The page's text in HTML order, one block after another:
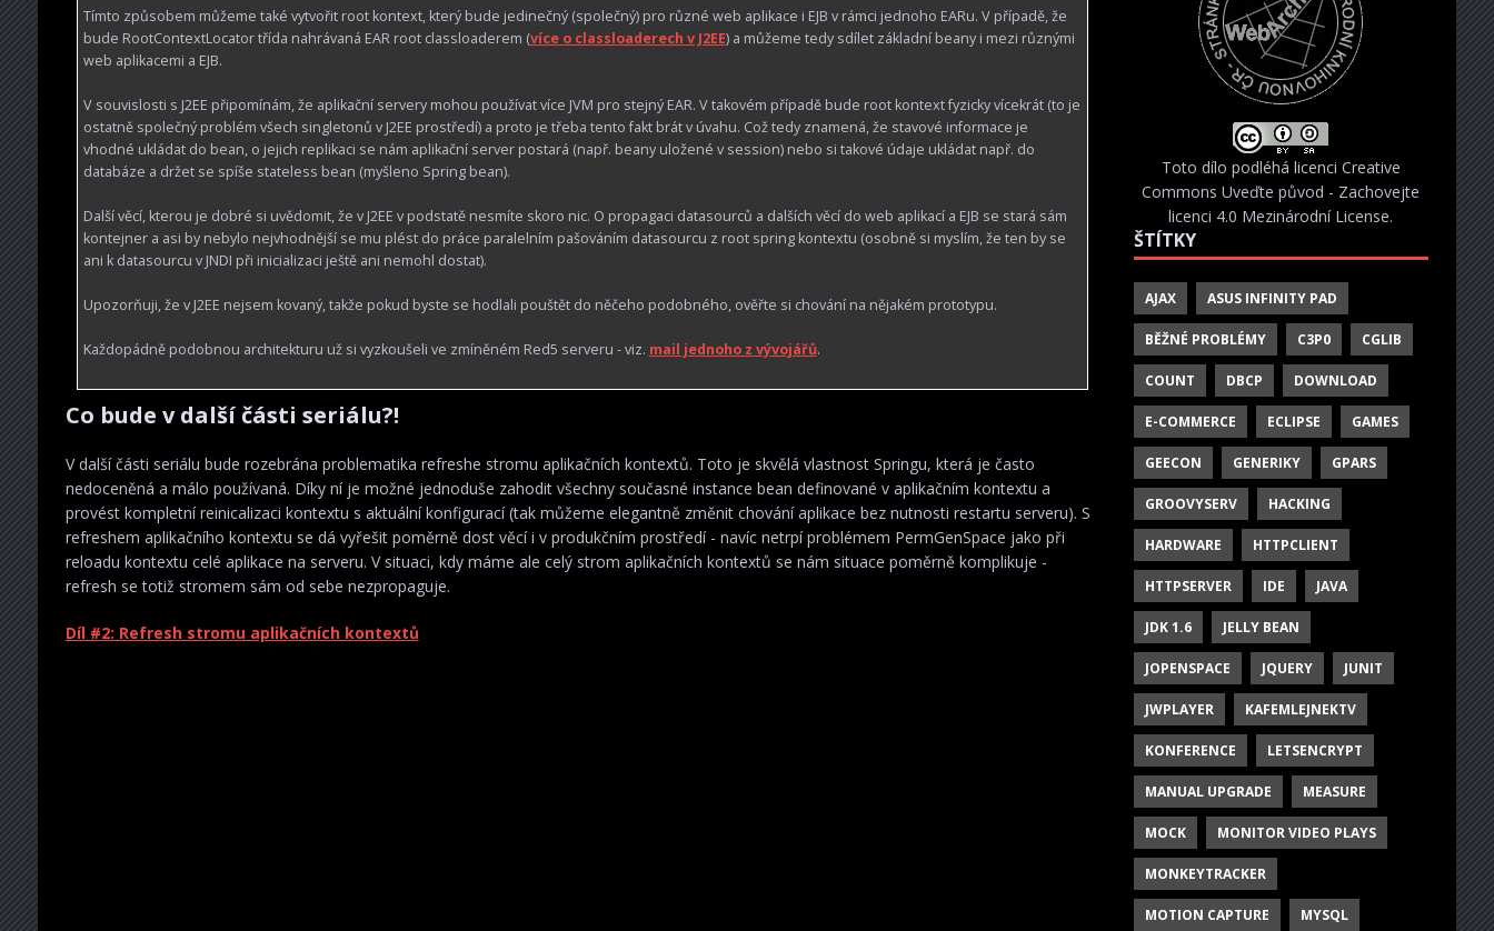
Tímto způsobem můžeme také vytvořit root kontext, který bude jedinečný (společný) pro různé web aplikace i EJB v rámci jednoho EARu. V případě, že
bude RootContextLocator třída nahrávaná EAR root classloaderem (více o classloaderech v J2EE) a můžeme tedy sdílet základní beany i mezi různými
web aplikacemi a EJB.
V souvislosti s J2EE připomínám, že aplikační servery mohou používat více JVM pro stejný EAR. V takovém případě bude root kontext fyzicky vícekrát (to je
ostatně společný problém všech singletonů v J2EE prostředí) a proto je třeba tento fakt brát v úvahu. Což tedy znamená, že stavové informace je
vhodné ukládat do bean, o jejich replikaci se nám aplikační server postará (např. beany uložené v session) nebo si takové údaje ukládat např. do
databáze a držet se spíše stateless bean (myšleno Spring bean).
Další věcí, kterou je dobré si uvědomit, že v J2EE v podstatě nesmíte skoro nic. O propagaci datasourců a dalších věcí do web aplikací a EJB se stará sám
kontejner a asi by nebylo nejvhodnější se mu plést do práce paralelním pašováním datasourcu z root spring kontextu (osobně si myslím, že ten by se
ani k datasourcu v JNDI při inicializaci ještě ani nemohl dostat).
Upozorňuji, že v J2EE nejsem kovaný, takže pokud byste se hodlali pouštět do něčeho podobného, ověřte si chování na nějakém prototypu.
Každopádně podobnou architekturu už si vyzkoušeli ve zmíněném Red5 serveru - viz. mail jednoho z vývojářů.
Co bude v další části seriálu?!
V další části seriálu bude rozebrána problematika refreshe stromu aplikačních kontextů. Toto je skvělá vlastnost Springu, která je často
nedoceněná a málo používaná. Díky ní je možné jednoduše zahodit všechny současné instance bean definované v aplikačním kontextu a
provést kompletní reinicalizaci kontextu s aktuální konfigurací (tak můžeme elegantně změnit chování aplikace bez nutnosti restartu serveru). S
refreshem aplikačního kontextu se dá vyřešit poměrně dost věcí i v produkčním prostředí - navíc netrpí problémem PermGenSpace jako při
reloadu kontextu celé aplikace na serveru. V situaci, kdy máme ale celý strom aplikačních kontextů se nám situace poměrně komplikuje -
refresh se totiž stromem sám od sebe nezpropaguje.
Díl #2: Refresh stromu aplikačních kontextů
Toto dílo podléhá licenci Creative
Commons Uveďte původ - Zachovejte
licenci 4.0 Mezinárodní License.
ŠTÍTKY
AJAX ASUS INFINITY PAD
BĚŽNÉ PROBLÉMY C3P0 CGLIB
COUNT DBCP DOWNLOAD
E-COMMERCE ECLIPSE GAMES
GEECON GENERIKY GPARS
GROOVYSERV HACKING
HARDWARE HTTPCLIENT
HTTPSERVER IDE JAVA
JDK 1.6 JELLY BEAN
JOPENSPACE JQUERY JUNIT
JWPLAYER KAFEMLEJNEKTV
KONFERENCE LETSENCRYPT
MANUAL UPGRADE MEASURE
MOCK MONITOR VIDEO PLAYS
MONKEYTRACKER
MOTION CAPTURE MYSQL